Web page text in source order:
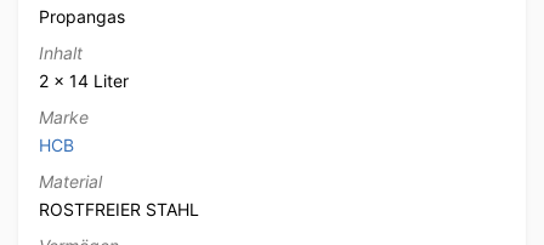
Propangas
Inhalt
2 x 14 Liter
Marke
HCB
Material
ROSTFREIER STAHL